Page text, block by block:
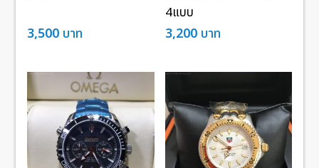
3,500 บาท
4แบบ
3,200 บาท